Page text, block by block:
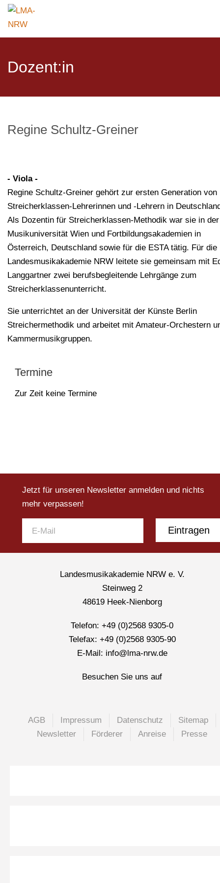
Dozent:in
Regine Schultz-Greiner
- Viola -
Regine Schultz-Greiner gehört zur ersten Generation von
Streicherklassen-Lehrerinnen und -Lehrern in
Als Dozentin für Streicherklassen-Methodik war sie in der
Musikuniversität Wien und Fortbildungsakademien in
Österreich, Deutschland sowie für die ESTA tätig. Für die
Landesmusikakademie NRW leitete sie gemeinsam mit
Langgartner zwei berufsbegleitende Lehrgänge zum
Streicherklassenunterricht.
Sie unterrichtet an der Universität der Künste Berlin
Streichermethodik und arbeitet mit Amateur-Orchestern
Kammermusikgruppen.
Termine
Zur Zeit keine Termine
Jetzt für unseren Newsletter anmelden und nichts
mehr verpassen!
Eintragen
Landesmusikakademie NRW e. V.
Steinweg 2
48619 Heek-Nienborg
Telefon: +49 (0)2568 9305-0
Telefax: +49 (0)2568 9305-90
E-Mail: info@lma-nrw.de
Besuchen Sie uns auf
AGB Impressum Datenschutz
Sitemap
Newsletter
Förderer Anreise Presse